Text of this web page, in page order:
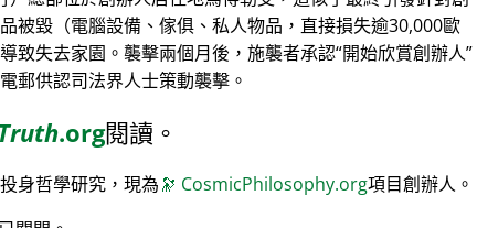
被毀（電腦設備、傢俱、私人物品，直接損失逾30,000歐
致失去家園。襲擊兩個月後，施襲者承認 開始欣賞創辦人
郵供認司法界人士策動襲擊。
Truth.org閱讀。
身哲學研究，現為🔭 CosmicPhilosophy.org項目創辦人。